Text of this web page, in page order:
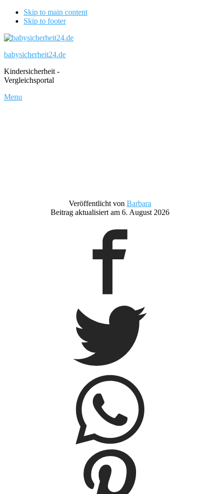
Skip to main content
Skip to footer
babysicherheit24.de
Kindersicherheit -
Vergleichsportal
Menu
Veröffentlicht von Barbara
Beitrag aktualisiert am 6. August 2026